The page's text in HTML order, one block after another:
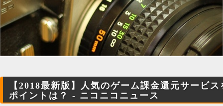
【2018最新版】人気のゲーム課金還元サービ
ポイントは？ - ニコニコニュース